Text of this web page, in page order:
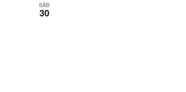
SÁB
30